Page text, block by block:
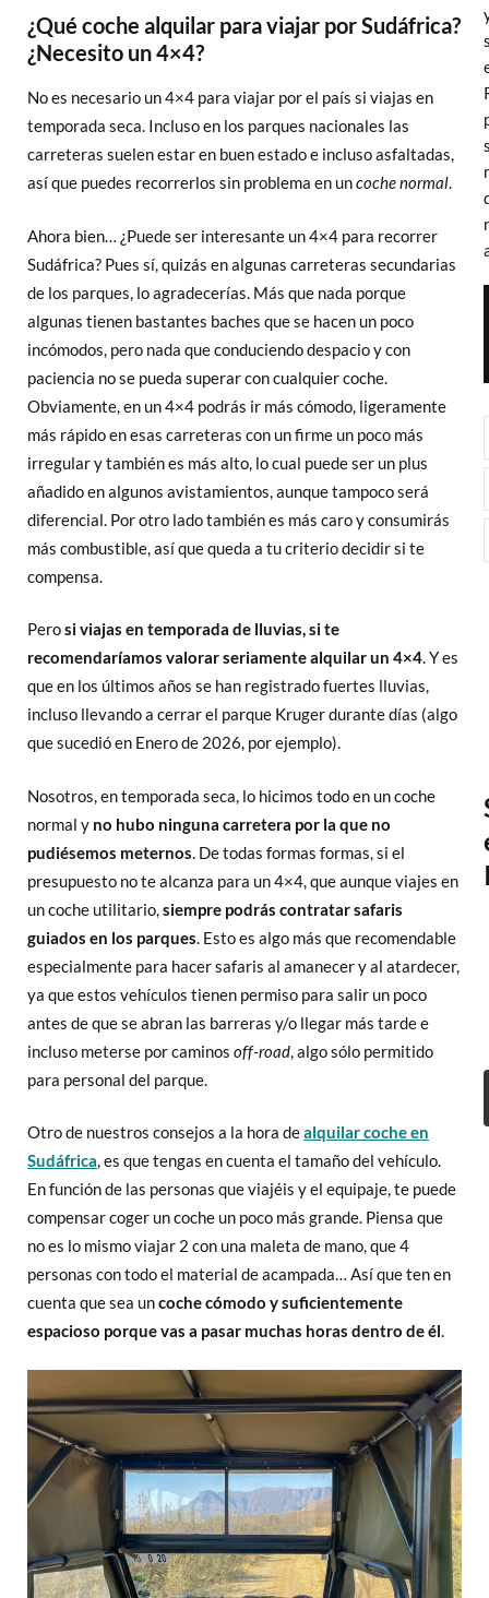
¿Qué coche alquilar para viajar por Sudáfrica?
¿Necesito un 4×4?
No es necesario un 4×4 para viajar por el país si viajas en
temporada seca. Incluso en los parques nacionales las
carreteras suelen estar en buen estado e incluso asfaltadas,
así que puedes recorrerlos sin problema en uncoche normal.
Ahora bien… ¿Puede ser interesante un 4×4 para recorrer
Sudáfrica? Pues sí, quizás en algunas carreteras secundarias
de los parques, lo agradecerías. Más que nada porque
algunas tienen bastantes baches que se hacen un poco
incómodos, pero nada que conduciendo despacio y con
paciencia no se pueda superar con cualquier coche.
Obviamente, en un 4×4 podrás ir más cómodo, ligeramente
más rápido en esas carreteras con un firme un poco más
irregular y también es más alto, lo cual puede ser un plus
añadido en algunos avistamientos, aunque tampoco será
diferencial. Por otro lado también es más caro y consumirás
más combustible, así que queda a tu criterio decidir si te
compensa.
Perosi viajas en temporada de lluvias, si te
recomendaríamos valorar seriamente alquilar un 4×4. Y es
que en los últimos años se han registrado fuertes lluvias,
incluso llevando a cerrar el parque Kruger durante días (algo
que sucedió en Enero de 2026, por ejemplo).
Nosotros, en temporada seca, lo hicimos todo en un coche
normal y no hubo ninguna carretera por la que no
pudiésemos meternos. De todas formas formas, si el
presupuesto no te alcanza para un 4×4, que aunque viajes en
un coche utilitario,siempre podrás contratar safaris
guiados en los parques. Esto es algo más que recomendable
especialmente para hacer safaris al amanecer y al atardecer,
ya que estos vehículos tienen permiso para salir un poco
antes de que se abran las barreras y/o llegar más tarde e
incluso meterse por caminos off-road, algo sólo permitido
para personal del parque.
Otro de nuestros consejos a la hora dealquilar coche en
Sudáfrica, es que tengas en cuenta el tamaño del vehículo.
En función de las personas que viajéis y el equipaje, te puede
compensar coger un coche un poco más grande. Piensa que
no es lo mismo viajar 2 con una maleta de mano, que 4
personas con todo el material de acampada… Así que ten en
cuenta que sea uncoche cómodo y suficientemente
espacioso porque vas a pasar muchas horas dentro de él.